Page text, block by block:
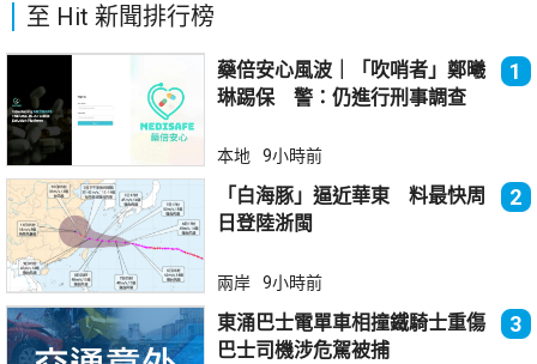
至 Hit 新聞排行榜
藥倍安心風波｜「吹哨者」鄭曦
琳踢保 警：仍進行刑事調查
1
本地 9小時前
「白海豚」逼近華東 料最快周
日登陸浙閩
2
兩岸 9小時前
東涌巴士電單車相撞鐵騎士重傷
巴士司機涉危駕被捕
3